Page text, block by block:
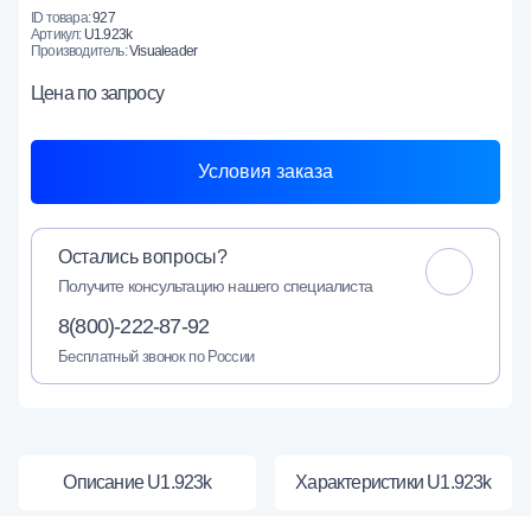
ID товара:927
Артикул: U1.923k
Производитель:Visualeader
Цена по запросу
Условия заказа
Остались вопросы?
Получите консультацию нашего специалиста
8(800)-222-87-92
Бесплатный звонок по России
Описание U1.923k Характеристики U1.923k